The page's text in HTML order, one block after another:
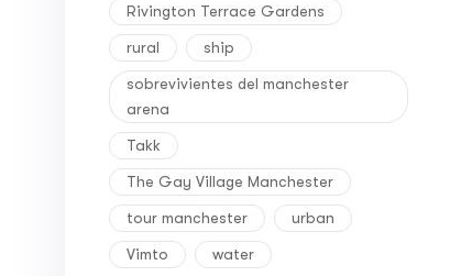
Rivington Terrace Gardens
rural ship
sobrevivientes del manchester
arena
Takk
The Gay Village Manchester
tour manchester urban
Vimto water